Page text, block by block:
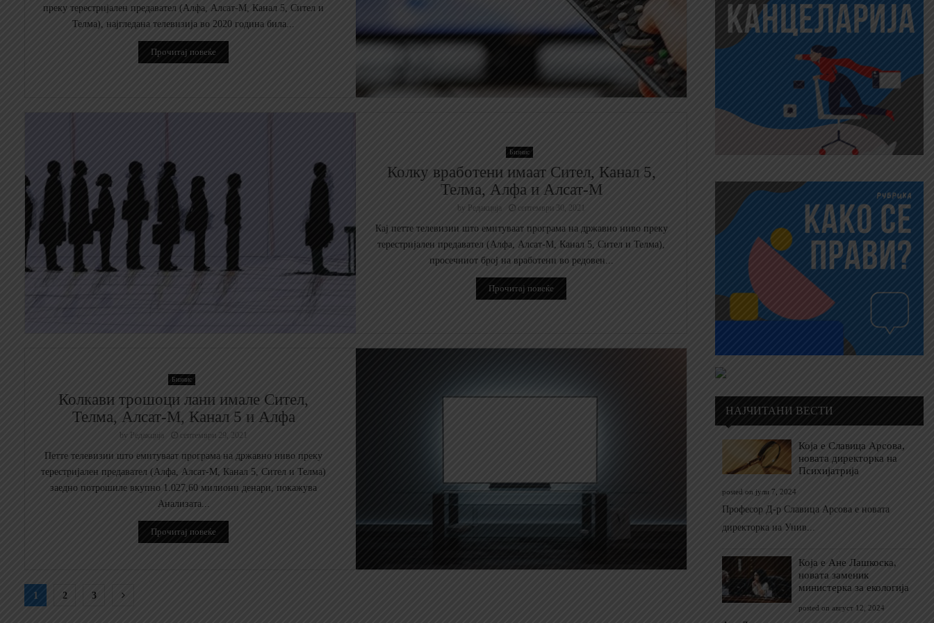
преку терестријален предавател (Алфа, Алсат-М, Канал 5, Сител и
Телма), најгледана телевизија во 2020 година била...
Прочитај повеќе
Бизнис
Колку вработени имаат Сител, Канал 5,
Телма, Алфа и Алсат-М
by Редакција септември 30, 2021
Кај петте телевизии што емитуваат програма на државно ниво преку
терестријален предавател (Алфа, Алсат-М, Канал 5, Сител и Телма),
просечниот број на вработени во редовен...
Прочитај повеќе
Бизнис
Колкави трошоци лани имале Сител,
Телма, Алсат-М, Канал 5 и Алфа
by Редакција септември 29, 2021
Петте телевизии што емитуваат програма на државно ниво преку
терестријален предавател (Алфа, Алсат-М, Канал 5, Сител и Телма)
заедно потрошиле вкупно 1.027,60 милиони денари, покажува
Анализата...
Прочитај повеќе
Posts
1 2 3
НАЈЧИТАНИ ВЕСТИ
Која е Славица Арсова,
новата директорка на
Психијатрија
posted on јули 7, 2024
Професор Д-р Славица Арсова е новата
директорка на Унив...
Која е Ане Лашкоска,
новата заменик
министерка за екологија
posted on август 12, 2024